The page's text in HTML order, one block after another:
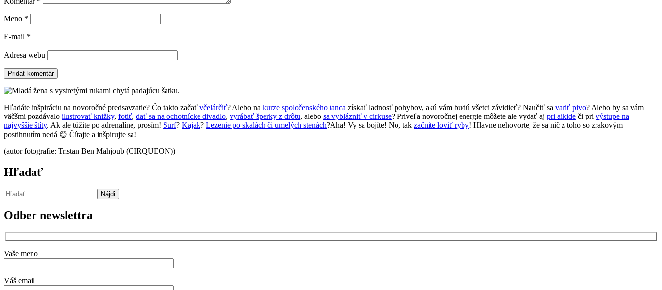
Meno *
E-mail *
Adresa webu
Hľadáte inšpiráciu na novoročné predsavzatie? Čo takto začať včelárčiť? Alebo na kurze spoločenského tanca získať ladnosť pohybov, akú vám budú všetci závidieť? Naučiť sa variť pivo? Alebo by sa vám
väčšmi pozdávalo ilustrovať knižky, fotiť, dať sa na ochotnícke divadlo, vyrábať šperky z drôtu, alebo sa vyblázniť v cirkuse? Priveľa novoročnej energie môžete ale vydať aj pri aikide či pri výstupe na
najvyššie štíty. Ak ale túžite po adrenalíne, prosím! Surf? Kajak? Lezenie po skalách či umelých stenách?Aha! Vy sa bojíte! No, tak začnite loviť ryby! Hlavne nehovorte, že sa nič z toho so zrakovým
postihnutím nedá 😊 Čítajte a inšpirujte sa!
(autor fotografie: Tristan Ben Mahjoub (CIRQUEON))
Hľadať
Hľadať:
Odber newslettra
Vaše meno
Váš email